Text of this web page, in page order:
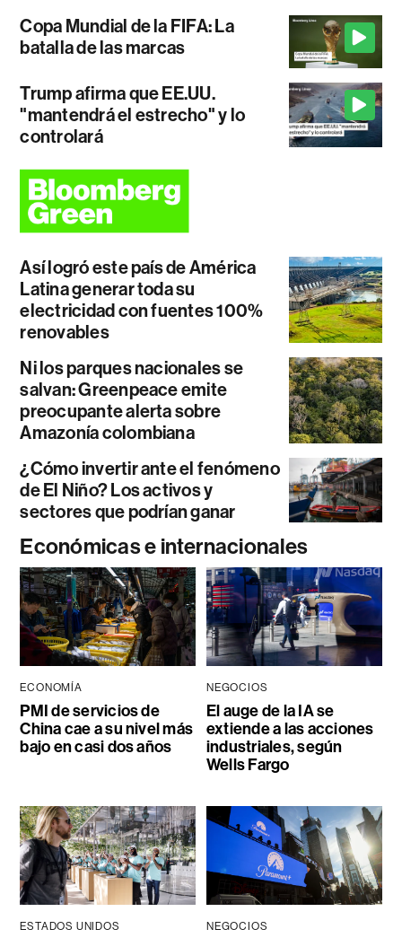
Copa Mundial de la FIFA: La
batalla de las marcas
Trump afirma que EE.UU.
"mantendrá el estrecho" y lo
controlará
Así logró este país de América
Latina generar toda su
electricidad con fuentes 100%
renovables
Ni los parques nacionales se
salvan: Greenpeace emite
preocupante alerta sobre
Amazonía colombiana
¿Cómo invertir ante el fenómeno
de El Niño? Los activos y
sectores que podrían ganar
Económicas e internacionales
ECONOMÍA
PMI de servicios de
China cae a su nivel más
bajo en casi dos años
NEGOCIOS
El auge de la IA se
extiende a las acciones
industriales, según
Wells Fargo
ESTADOS UNIDOS NEGOCIOS